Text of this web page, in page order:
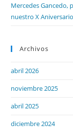
Mercedes
nuestro X Aniversario
Archivos
abril 2026
noviembre 2025
abril 2025
diciembre 2024